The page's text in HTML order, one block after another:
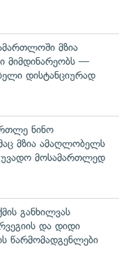
მზია
მიმდინარეობს —
დისტანციურად
ნინო
მზია ამაღლობელს
მოსამართლედ
განხილვას
და დიდი
წარმომადგენლები